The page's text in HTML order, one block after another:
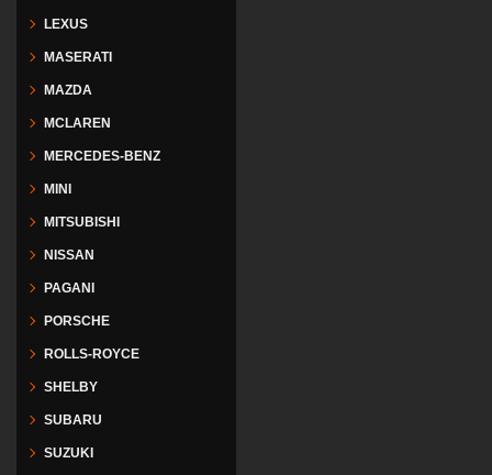
LEXUS
MASERATI
MAZDA
MCLAREN
MERCEDES-BENZ
MINI
MITSUBISHI
NISSAN
PAGANI
PORSCHE
ROLLS-ROYCE
SHELBY
SUBARU
SUZUKI